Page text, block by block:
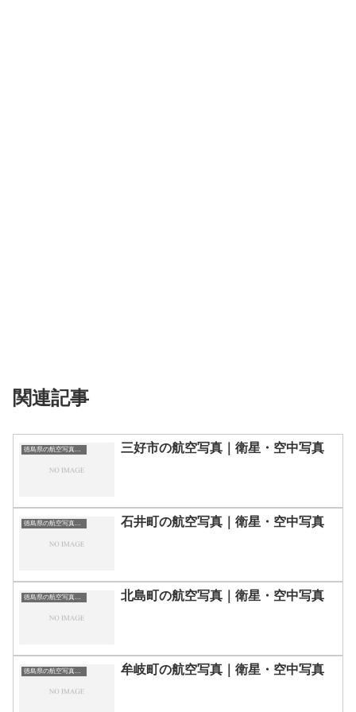
関連記事
徳島県の航空写真・空中写真 三好市の航空写真｜衛星・空中写真
徳島県の航空写真・空中写真 石井町の航空写真｜衛星・空中写真
徳島県の航空写真・空中写真 北島町の航空写真｜衛星・空中写真
徳島県の航空写真・空中写真 牟岐町の航空写真｜衛星・空中写真